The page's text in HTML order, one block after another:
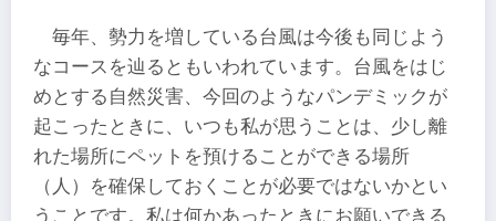
毎年、勢力を増している台風は今後も同じよう
なコースを辿るともいわれています。台風をはじ
めとする自然災害、今回のようなパンデミックが
起こったときに、いつも私が思うことは、少し離
れた場所にペットを預けることができる場所
（人）を確保しておくことが必要ではないかとい
うことです。私は何かあったときにお願いできる